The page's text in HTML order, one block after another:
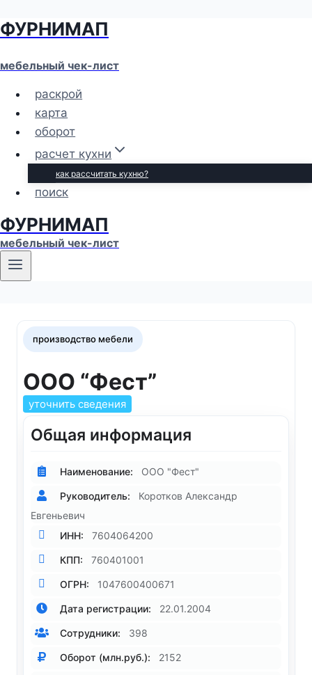
Перейти
содержимому
ФУРНИМАП
мебельный чек-лист
раскрой
карта
оборот
расчет кухни
как рассчитать кухню?
поиск
ФУРНИМАП
мебельный чек-лист
производство мебели
ООО “Фест”
уточнить сведения
Общая информация
Наименование: ООО "Фест"
Руководитель:
Коротков Александр
Евгеньевич
ИНН:
7604064200
КПП: 760401001
ОГРН: 1047600400671
Дата регистрации: 22.01.2004
Сотрудники: 398
Оборот (млн.руб.): 2152